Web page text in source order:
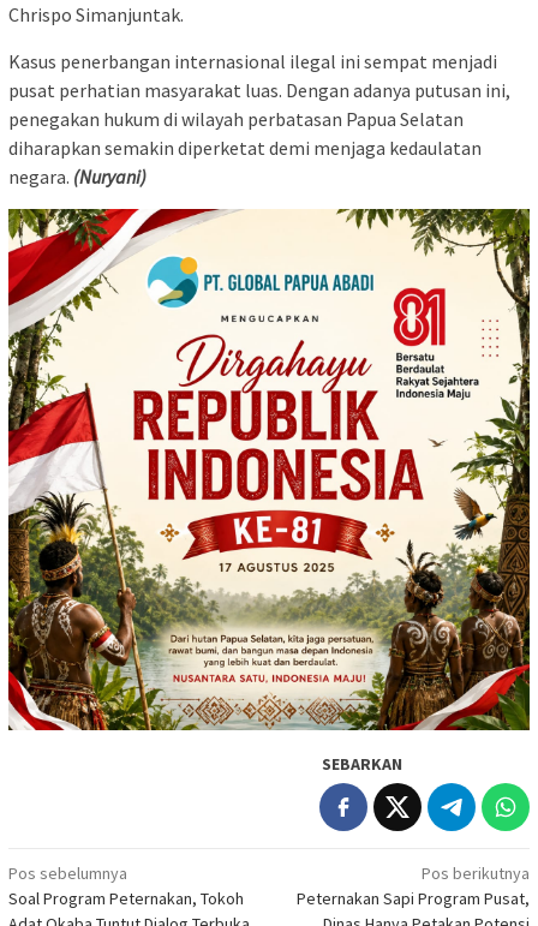
Chrispo Simanjuntak.
​Kasus penerbangan internasional ilegal ini sempat menjadi
pusat perhatian masyarakat luas. Dengan adanya putusan ini,
penegakan hukum di wilayah perbatasan Papua Selatan
diharapkan semakin diperketat demi menjaga kedaulatan
negara. (Nuryani)
SEBARKAN
Navigasi
pos
Pos sebelumnya
Soal Program Peternakan, Tokoh
Pos berikutnya
Peternakan Sapi Program Pusat,